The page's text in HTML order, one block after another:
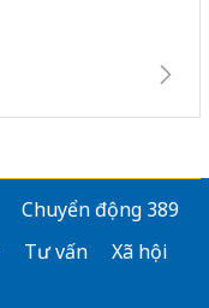
Chuyển động 389
Tư vấn
Xã hội